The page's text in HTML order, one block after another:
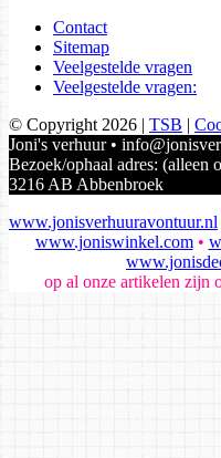
Contact
Sitemap
Veelgestelde vragen
Veelgestelde vragen:
© Copyright 2026 | TSB |
Joni's verhuur •
Bezoek/ophaal adres:
3216 AB Abbenbroek
www.jonisverhuuravontuur.nl
www.joniswinkel.com•
op al onze artikelen zijn